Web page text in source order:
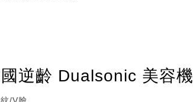
逆齡 Dualsonic 美容機
/V臉